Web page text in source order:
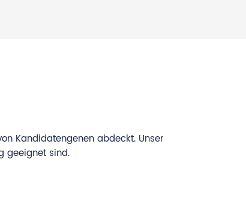
Kandidatengenen abdeckt. Unser
geeignet sind.